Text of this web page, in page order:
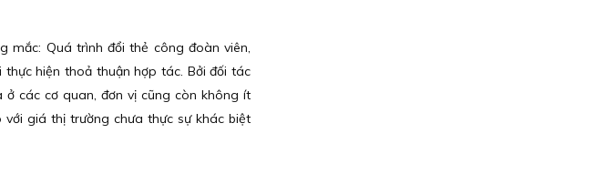
mắc: Quá trình đổi thẻ công đoàn viên,
hiện thoả thuận hợp tác. Bởi đối tác
các cơ quan, đơn vị cũng còn không ít
giá thị trường chưa thực sự khác biệt